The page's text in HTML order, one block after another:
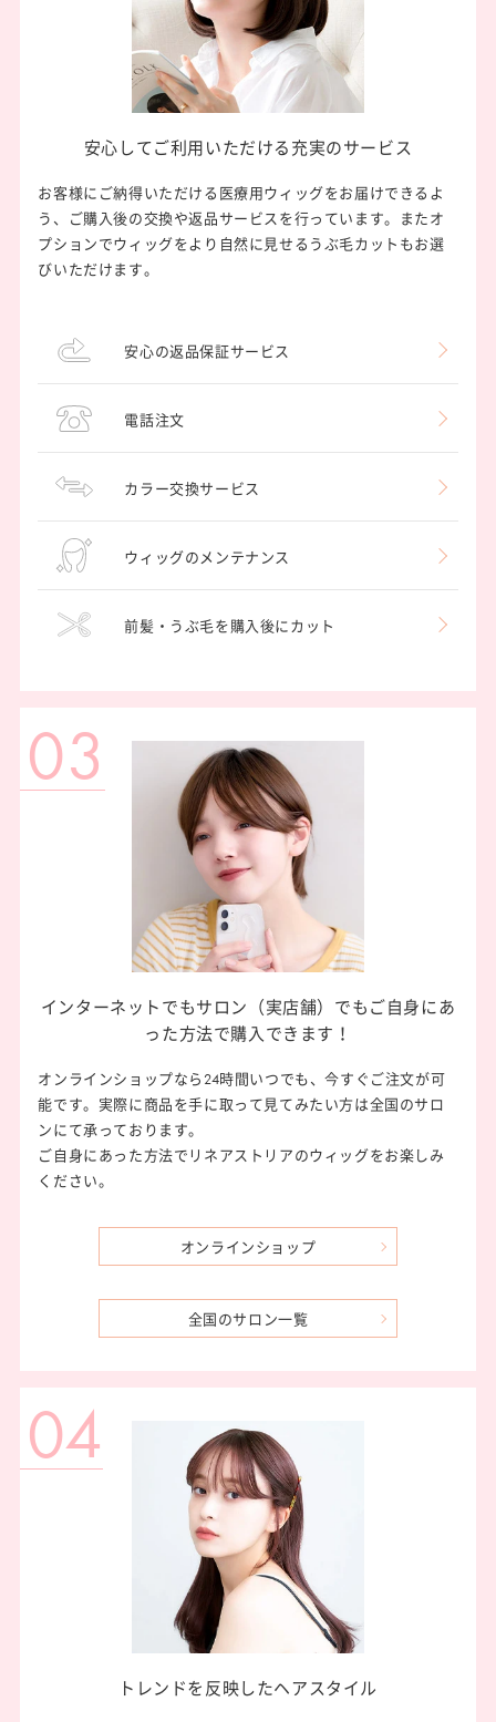
安心してご利用いただける 充実のサービス
お客様にご納得いただける医療用ウィッグをお届けできるよ
う、ご購入後の交換や返品サービスを行っています。またオ
プションでウィッグをより自然に見せるうぶ毛カットもお選
びいただけます。
安心の返品保証サービス
電話注文
カラー交換サービス
ウィッグのメンテナンス
前髪・うぶ毛を購入後にカット
03
インターネットでもサロン（実店舗）でも ご自身にあ
った方法で購入できます！
オンラインショップなら24時間いつでも、今すぐご注文が可
能です。実際に商品を手に取って見てみたい方は全国のサロ
ンにて承っております。
ご自身にあった方法でリネアストリアのウィッグをお楽しみ
ください。
オンラインショップ
全国のサロン一覧
04
トレンドを反映したヘアスタイル